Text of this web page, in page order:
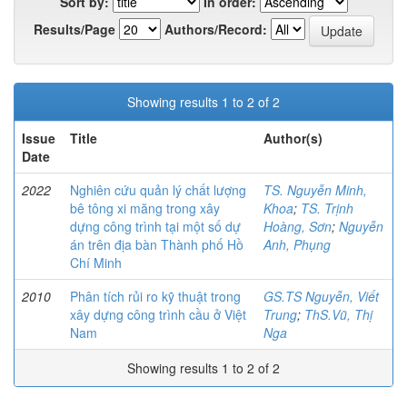
Results/Page
Authors/Record:
Showing results 1 to 2 of 2
Issue
Date
Title Author(s)
2022
Nghiên cứu quản lý chất lượng
bê tông xi măng trong xây
dựng công trình tại một số dự
án trên địa bàn Thành phố Hồ
Chí Minh
TS. Nguyễn Minh,
Khoa; TS. Trịnh
Hoàng, Sơn; Nguyễn
Anh, Phụng
2010
Phân tích rủi ro kỹ thuật trong
xây dựng công trình cầu ở Việt
Nam
GS.TS Nguyễn, Viết
Trung; ThS.Vũ, Thị
Nga
Showing results 1 to 2 of 2